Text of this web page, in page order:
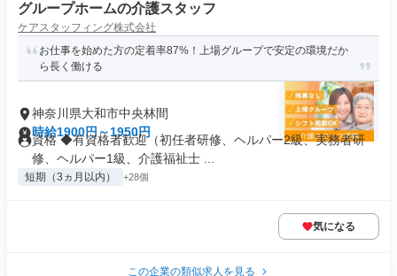
グループホームの介護スタッフ
ケアスタッフィング株式会社
お仕事を始めた方の定着率87%！上場グループで安定の環境だか
ら長く働ける
神奈川県大和市中央林間
時給1900円～1950円
資格 ◆有資格者歓迎（初任者研修、ヘルパー2級、実務者研
修、ヘルパー1級、介護福祉士 ...
短期（3ヵ月以内） +28個
気になる
この企業の類似求人を見る